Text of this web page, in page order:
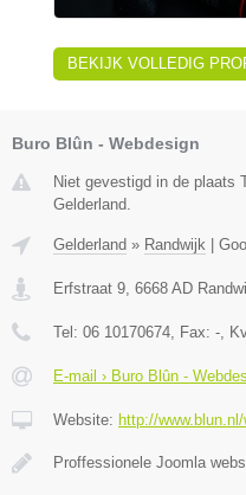
BEKIJK VOLLEDIG
Buro Blûn - Webdesign
Niet gevestigd in de plaats
Gelderland.
Gelderland » Randwijk |
Erfstraat 9 6668 AD
Tel: 06 10170674 , Fax: - ,
E-mail › Buro Blûn -
Website: http://
Proffessionele Joomla